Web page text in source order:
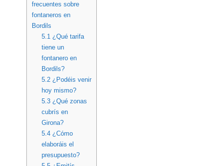
frecuentes sobre
fontaneros en
Bordils
5.1 ¿Qué tarifa
tiene un
fontanero en
Bordils?
5.2¿Podéis venir
hoy mismo?
5.3¿Qué zonas
cubrís en
Girona?
5.4¿Cómo
elaboráis el
presupuesto?